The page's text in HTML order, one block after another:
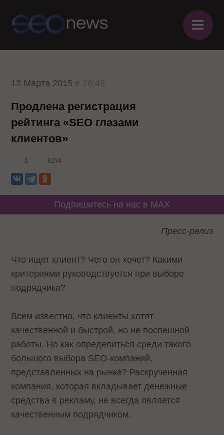
≡
12 Марта 2015
Продлена регистрация
рейтинга «SEO глазами
клиентов»
0 8234
Подпишитесь на нас в MAX
Пресс-релиз
Что ищет клиент? Чего он хочет? Какими
критериями руководствуется при выборе
подрядчика?
Всем известно, что клиенты хотят
качественной и быстрой, но не поспешной
работы. Но как определиться среди такого
большого выбора SEO-компаний,
представленных на рынке? Раскрученная
компания, которая вкладывает денежные
средства в рекламу, не всегда является
качественным подрядчиком.